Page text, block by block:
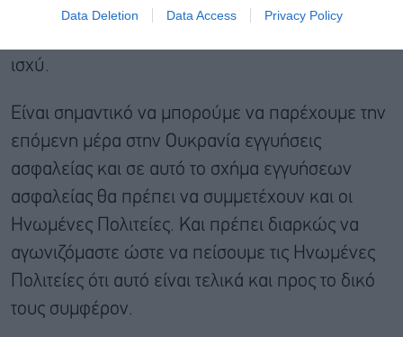
Data Deletion Data Access Privacy Policy
το νέο σχήμα μιας διατηρήσιμης ειρήνης, η οποία
ισχύ.
Είναι σημαντικό να μπορούμε να παρέχουμε την
επόμενη μέρα στην Ουκρανία εγγυήσεις
ασφαλείας και σε αυτό το σχήμα εγγυήσεων
ασφαλείας θα πρέπει να συμμετέχουν και οι
Ηνωμένες Πολιτείες. Και πρέπει διαρκώς να
αγωνιζόμαστε ώστε να πείσουμε τις Ηνωμένες
Πολιτείες ότι αυτό είναι τελικά και προς το δικό
τους συμφέρον.